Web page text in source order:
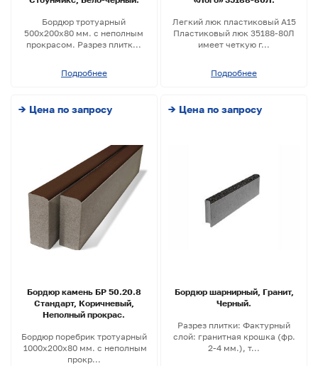
Бордюр тротуарный
500х200х80 мм. с неполным
прокрасом. Разрез плитк...
Подробнее
Легкий люк пластиковый А15
Пластиковый люк 35188-80Л
имеет четкую г...
Подробнее
→ Цена по запросу
Бордюр камень БР 50.20.8
Стандарт, Коричневый,
Неполный прокрас.
Бордюр поребрик тротуарный
1000х200х80 мм. с неполным
прокр...
→ Цена по запросу
Бордюр шарнирный, Гранит,
Черный.
Разрез плитки: Фактурный
слой: гранитная крошка (фр.
2-4 мм.), т...